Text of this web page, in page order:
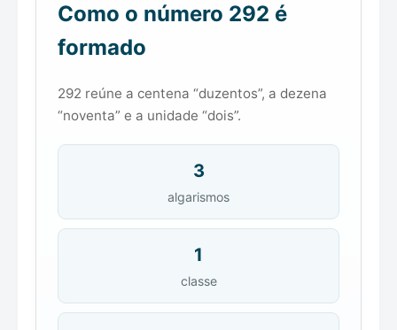
Como o número 292 é
formado
292 reúne a centena “duzentos”, a dezena
“noventa” e a unidade “dois”.
3
algarismos
1
classe